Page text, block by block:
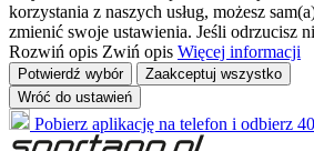
korzystania z naszych usług, możesz
zmienić swoje ustawienia. Jeśli odrzucisz
Rozwiń opis Zwiń opis Więcej informacji
Potwierdź wybór
Zaakceptuj wszystko
Wróć do ustawień
Pobierz aplikację na telefon i odbierz